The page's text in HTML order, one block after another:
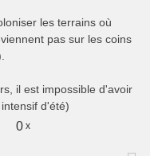
les terrains où
pas sur les coins
il est impossible d'avoir
d'été)
0 x